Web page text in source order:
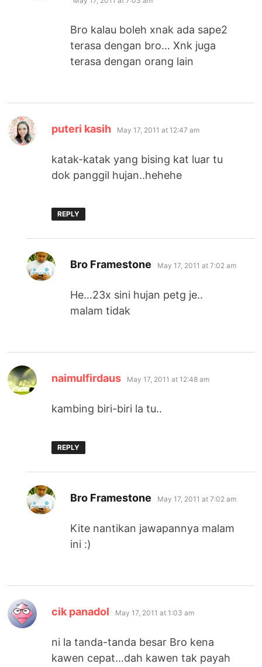
Bro kalau boleh xnak ada sape2
terasa dengan bro… Xnk juga
terasa dengan orang lain
puteri kasih says:
May 17, 2011 at 12:47 am
katak-katak yang bising kat luar tu
dok panggil hujan..hehehe
REPLY
Bro Framestone says:
May 17, 2011 at 7:02 am
He…23x sini hujan petg je..
malam tidak
naimulfirdaus says:
May 17, 2011 at 12:48 am
kambing biri-biri la tu..
REPLY
Bro Framestone says:
May 17, 2011 at 7:02 am
Kite nantikan jawapannya malam
ini :)
cik panadol says:
May 17, 2011 at 1:03 am
ni la tanda-tanda besar Bro kena
kawen cepat…dah kawen tak payah